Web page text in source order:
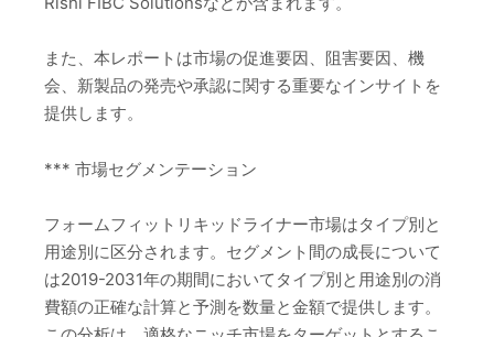
また、本レポートは市場の促進要因、阻害要因、機
会、新製品の発売や承認に関する重要なインサイトを
提供します。
*** 市場セグメンテーション
フォームフィットリキッドライナー市場はタイプ別と
用途別に区分されます。セグメント間の成長について
は2019-2031年の期間においてタイプ別と用途別の消
費額の正確な計算と予測を数量と金額で提供します。